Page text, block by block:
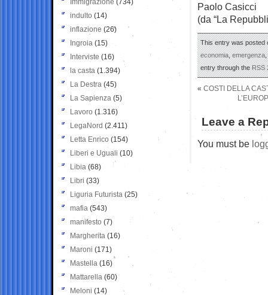
Paolo Casicci
(da “La
This entry was posted
economia,emergenza,
entry through theRSS
« COSTI DELLA
Leave a
You must be
Immigrazione (734)
indulto (14)
inflazione (26)
Ingroia (15)
Interviste (16)
la casta (1.394)
La Destra (45)
La Sapienza (5)
Lavoro (1.316)
LegaNord (2.411)
Letta Enrico (154)
Liberi e Uguali (10)
Libia (68)
Libri (33)
Liguria Futurista (25)
mafia (543)
manifesto (7)
Margherita (16)
Maroni (171)
Mastella (16)
Mattarella (60)
Meloni (14)